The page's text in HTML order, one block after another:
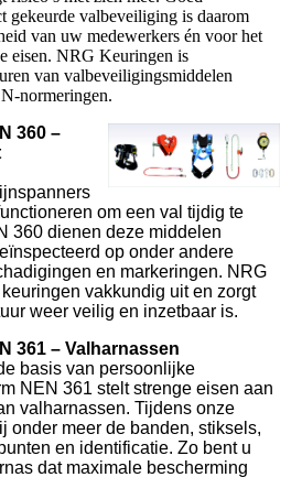
gekeurde valbeveiliging is daarom
van uw medewerkers én voor het
eisen. NRG Keuringen is
van valbeveiligingsmiddelen
normeringen.
360 –
om een val tijdig te
360 dienen deze middelen
op onder andere
en markeringen. NRG
vakkundig uit en zorgt
weer veilig en inzetbaar is.
361 – Valharnassen
basis van persoonlijke
NEN 361 stelt strenge eisen aan
valharnassen. Tijdens onze
onder meer de banden, stiksels,
en identificatie. Zo bent u
dat maximale bescherming